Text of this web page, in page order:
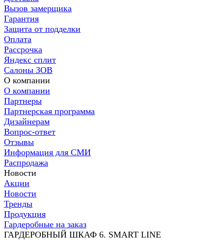
Вызов замерщика
Гарантия
Защита от подделки
Оплата
Рассрочка
Яндекс сплит
Салоны ЗОВ
О компании
О компании
Партнеры
Партнерская программа
Дизайнерам
Вопрос-ответ
Отзывы
Информация для СМИ
Распродажа
Новости
Акции
Новости
Тренды
Продукция
Гардеробные на заказ
ГАРДЕРОБНЫЙ ШКАФ 6. SMART LINE